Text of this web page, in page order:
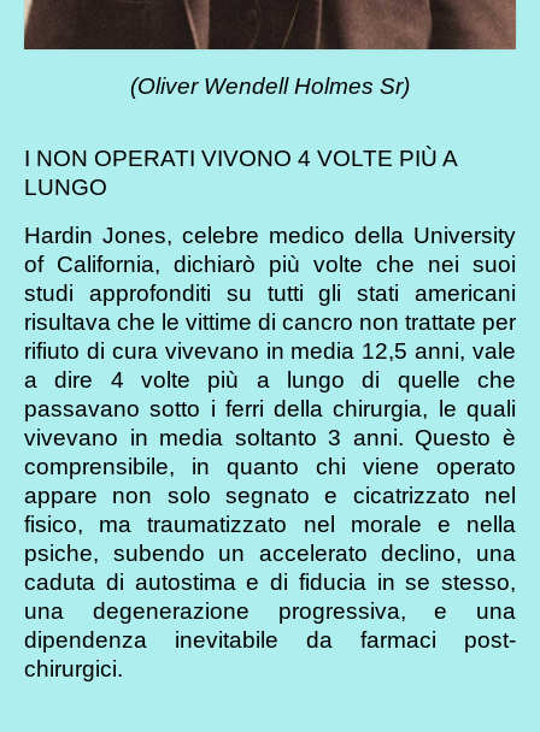
(Oliver Wendell Holmes Sr)
I NON OPERATI VIVONO 4 VOLTE PIÙ A
LUNGO
Hardin Jones, celebre medico della University
of California, dichiarò più volte che nei suoi
studi approfonditi su tutti gli stati americani
risultava che le vittime di cancro non trattate per
rifiuto di cura vivevano in media 12,5 anni, vale
a dire 4 volte più a lungo di quelle che
passavano sotto i ferri della chirurgia, le quali
vivevano in media soltanto 3 anni. Questo è
comprensibile, in quanto chi viene operato
appare non solo segnato e cicatrizzato nel
fisico, ma traumatizzato nel morale e nella
psiche, subendo un accelerato declino, una
caduta di autostima e di fiducia in se stesso,
una degenerazione progressiva, e una
dipendenza inevitabile da farmaci post-
chirurgici.